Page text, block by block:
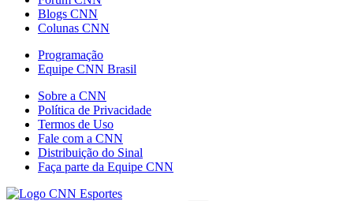
Blogs CNN
Colunas CNN
Programação
Equipe CNN Brasil
Sobre a CNN
Política de Privacidade
Termos de Uso
Fale com a CNN
Distribuição do Sinal
Faça parte da Equipe CNN